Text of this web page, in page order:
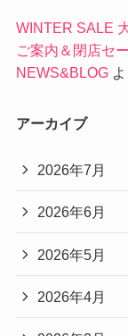
WINTER SALE
ご案内＆閉店セ
NEWS&BLOGよ
アーカイブ
2026年7月
2026年6月
2026年5月
2026年4月